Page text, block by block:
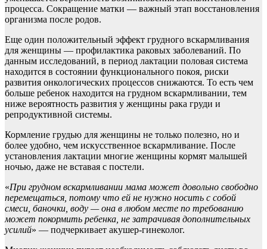
процесса. Сокращение матки — важный этап восстановления
организма после родов.
Еще один положительный эффект грудного вскармливания
для женщины — профилактика раковых заболеваний. По
данным исследований, в период лактации половая система
находится в состоянии функционального покоя, риски
развития онкологических процессов снижаются. То есть чем
больше ребенок находится на грудном вскармливании, тем
ниже вероятность развития у женщины рака груди и
репродуктивной системы.
Кормление грудью для женщины не только полезно, но и
более удобно, чем искусственное вскармливание. После
установления лактации многие женщины кормят малышей
ночью, даже не вставая с постели.
«При грудном вскармливании мама может довольно свободно
перемещаться, потому что ей не нужно носить с собой
смеси, баночки, воду — она в любом месте по требованию
может покормить ребенка, не затрачивая дополнительных
усилий» — подчеркивает акушер-гинеколог.